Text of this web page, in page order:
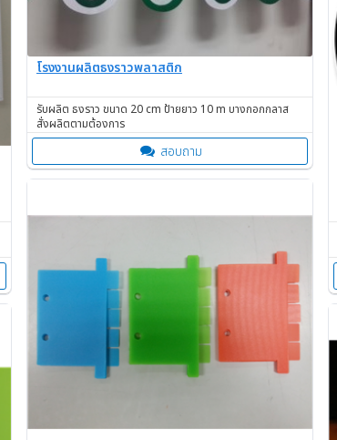
โรงงานผลิตธงราวพลาสติก
รับผลิต ธงราว ขนาด 20 cm ป้ายยาว 10 m บางกอกกลาส
สั่งผลิตตามต้องการ
สอบถาม